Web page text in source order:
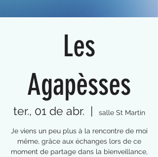
Les
Agapèsses
ter., 01 de abr.
  |
salle St Martin
Je viens un peu plus à la rencontre de moi
même, grâce aux échanges lors de ce
moment de partage dans la bienveillance,